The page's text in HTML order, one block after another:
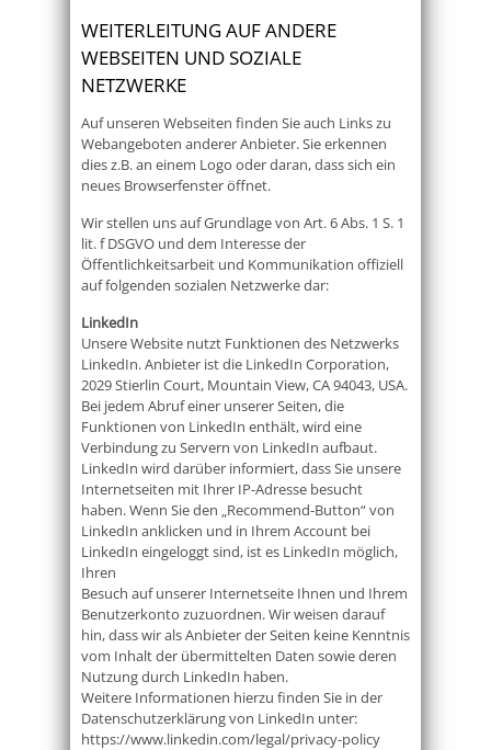
WEITERLEITUNG AUF ANDERE
WEBSEITEN UND SOZIALE
NETZWERKE
Auf unseren Webseiten finden Sie auch Links zu
Webangeboten anderer Anbieter. Sie erkennen
dies z.B. an einem Logo oder daran, dass sich ein
neues Browserfenster öffnet.
Wir stellen uns auf Grundlage von Art. 6 Abs. 1 S. 1
lit. f DSGVO und dem Interesse der
Öffentlichkeitsarbeit und Kommunikation offiziell
auf folgenden sozialen Netzwerke dar:
LinkedIn
Unsere Website nutzt Funktionen des Netzwerks
LinkedIn. Anbieter ist die LinkedIn Corporation,
2029 Stierlin Court, Mountain View, CA 94043, USA.
Bei jedem Abruf einer unserer Seiten, die
Funktionen von LinkedIn enthält, wird eine
Verbindung zu Servern von LinkedIn aufbaut.
LinkedIn wird darüber informiert, dass Sie unsere
Internetseiten mit Ihrer IP-Adresse besucht
haben. Wenn Sie den „Recommend-Button“ von
LinkedIn anklicken und in Ihrem Account bei
LinkedIn eingeloggt sind, ist es LinkedIn möglich,
Ihren
Besuch auf unserer Internetseite Ihnen und Ihrem
Benutzerkonto zuzuordnen. Wir weisen darauf
hin, dass wir als Anbieter der Seiten keine Kenntnis
vom Inhalt der übermittelten Daten sowie deren
Nutzung durch LinkedIn haben.
Weitere Informationen hierzu finden Sie in der
Datenschutzerklärung von LinkedIn unter:
https://www.linkedin.com/legal/privacy-policy